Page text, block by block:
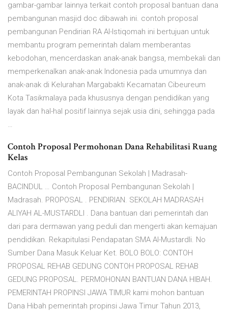
gambar-gambar lainnya terkait contoh proposal bantuan dana
pembangunan masjid doc dibawah ini. contoh proposal
pembangunan Pendirian RA Al-Istiqomah ini bertujuan untuk
membantu program pemerintah dalam memberantas
kebodohan, mencerdaskan anak-anak bangsa, membekali dan
memperkenalkan anak-anak Indonesia pada umumnya dan
anak-anak di Kelurahan Margabakti Kecamatan Cibeureum
Kota Tasikmalaya pada khususnya dengan pendidikan yang
layak dan hal-hal positif lainnya sejak usia dini, sehingga pada
…
Contoh Proposal Permohonan Dana Rehabilitasi Ruang
Kelas
Contoh Proposal Pembangunan Sekolah | Madrasah-
BACINDUL … Contoh Proposal Pembangunan Sekolah |
Madrasah. PROPOSAL . PENDIRIAN. SEKOLAH MADRASAH
ALIYAH AL-MUSTARDLI . Dana bantuan dari pemerintah dan
dari para dermawan yang peduli dan mengerti akan kemajuan
pendidikan. Rekapitulasi Pendapatan SMA Al-Mustardli. No
Sumber Dana Masuk Keluar Ket. BOLO BOLO: CONTOH
PROPOSAL REHAB GEDUNG CONTOH PROPOSAL REHAB
GEDUNG PROPOSAL. PERMOHONAN BANTUAN DANA HIBAH.
PEMERINTAH PROPINSI JAWA TIMUR kami mohon bantuan
Dana Hibah pemerintah propinsi Jawa Timur Tahun 2013,